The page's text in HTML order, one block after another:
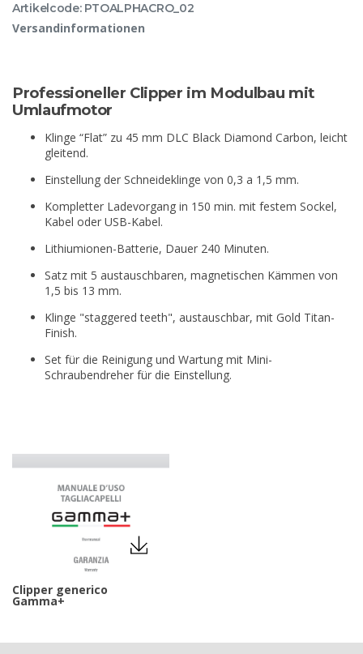
Artikelcode: PTOALPHACRO_02
Versandinformationen
Professioneller Clipper im Modulbau mit
Umlaufmotor
Klinge “Flat” zu 45 mm DLC Black Diamond Carbon, leicht
gleitend.
Einstellung der Schneideklinge von 0,3 a 1,5 mm.
Kompletter Ladevorgang in 150 min. mit festem Sockel,
Kabel oder USB-Kabel.
Lithiumionen-Batterie, Dauer 240 Minuten.
Satz mit 5 austauschbaren, magnetischen Kämmen von
1,5 bis 13 mm.
Klinge "staggered teeth", austauschbar, mit Gold Titan-
Finish.
Set für die Reinigung und Wartung mit Mini-
Schraubendreher für die Einstellung.
Clipper generico
Gamma+